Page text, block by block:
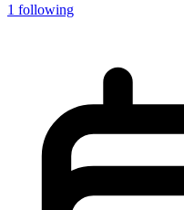
1 following